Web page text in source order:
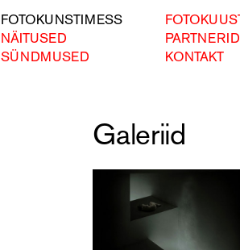
FOTOKUNSTIMESS
NÄITUSED
SÜNDMUSED
FOTOKUUST
PARTNERID
KONTAKT
Galeriid